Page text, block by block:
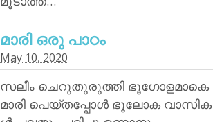
മാരി ഒരു പാഠം
May 10, 2020
സലീം ചെറുതുരുത്തി ഭൂഗോളമാകെ
മാരി പെയ്തപ്പോൾ ഭൂലോക വാസിക